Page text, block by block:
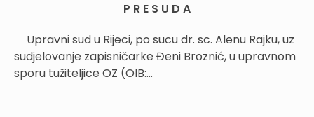
P R E S U D A
Upravni sud u Rijeci, po sucu dr. sc. Alenu Rajku, uz
sudjelovanje zapisničarke Đeni Broznić, u upravnom
sporu tužiteljice OZ (OIB:...